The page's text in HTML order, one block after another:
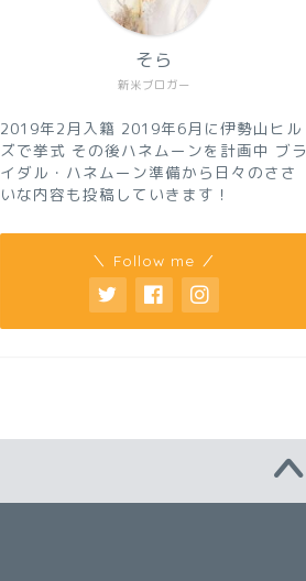
新米ブロガー
そら
2019年2月入籍 2019年6月に伊勢山ヒル
ズで挙式 その後ハネムーンを計画中 ブラ
イダル・ハネムーン準備から日々のささ
いな内容も投稿していきます！
＼ Follow me ／